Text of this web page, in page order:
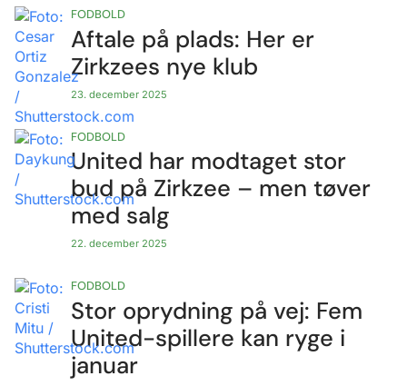
Aftale på plads: Her er
Zirkzees nye klub
23. december 2025
FODBOLD
United har modtaget stor
bud på Zirkzee – men tøver
med salg
22. december 2025
FODBOLD
Stor oprydning på vej: Fem
United-spillere kan ryge i
januar
FODBOLD